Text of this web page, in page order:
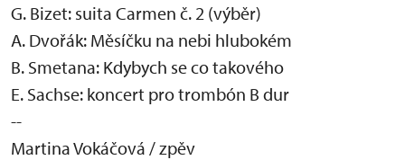
G. Bizet: suita Carmen č. 2 (výběr)
A. Dvořák: Měsíčku na nebi hlubokém
B. Smetana: Kdybych se co takového
E. Sachse: koncert pro trombón B dur
--
Martina Vokáčová / zpěv